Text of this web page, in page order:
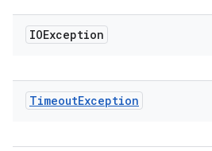
IOException
TimeoutException